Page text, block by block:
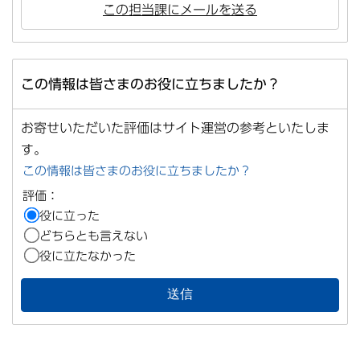
この担当課にメールを送る
この情報は皆さまのお役に立ちましたか？
お寄せいただいた評価はサイト運営の参考といたしま
す。
この情報は皆さまのお役に立ちましたか？
評価：
役に立った
どちらとも言えない
役に立たなかった